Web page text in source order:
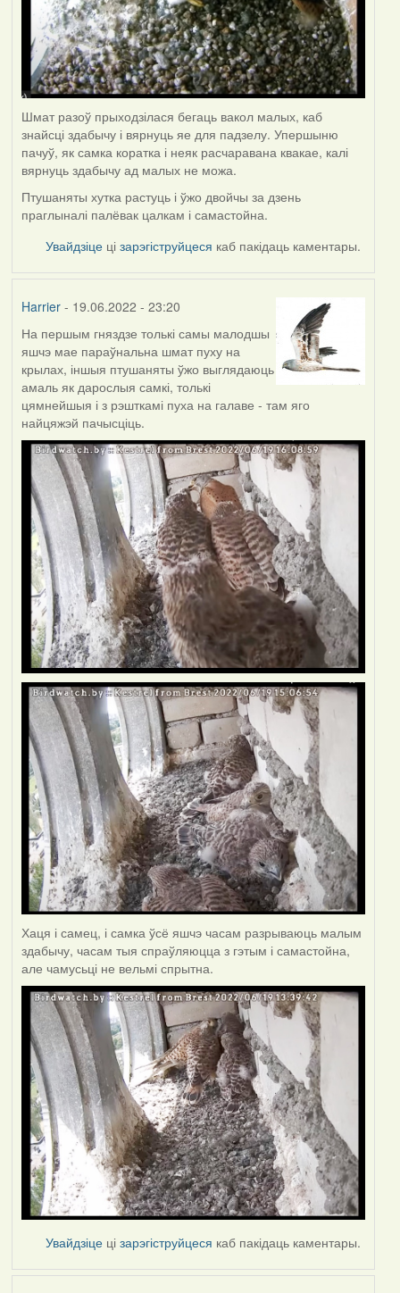
Шмат разоў прыходзілася бегаць вакол малых, каб
знайсці здабычу і вярнуць яе для падзелу. Упершыню
пачуў, як самка коратка і неяк расчаравана квакае, калі
вярнуць здабычу ад малых не можа.
Птушаняты хутка растуць і ўжо двойчы за дзень
праглыналі палёвак цалкам і самастойна.
Увайдзіце цізарэгіструйцеся каб пакідаць каментары.
Harrier- 19.06.2022 - 23:20
На першым гняздзе толькі самы малодшы
яшчэ мае параўнальна шмат пуху на
крылах, іншыя птушаняты ўжо выглядаюць
амаль як дарослыя самкі, толькі
цямнейшыя і з рэшткамі пуха на галаве - там яго
найцяжэй пачысціць.
Хаця і самец, і самка ўсё яшчэ часам разрываюць малым
здабычу, часам тыя спраўляюцца з гэтым і самастойна,
але чамусьці не вельмі спрытна.
Увайдзіце цізарэгіструйцеся каб пакідаць каментары.